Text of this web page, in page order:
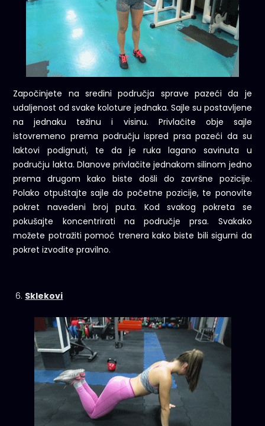
Započinjete na sredini područja sprave pazeći da je
udaljenost od svake koloture jednaka. Sajle su postavljene
na jednaku težinu i visinu. Privlačite obje sajle
istovremeno prema području ispred prsa pazeći da su
laktovi podignuti, te da je ruka lagano savinuta u
području lakta. Dlanove privlačite jednakom silinom jedno
prema drugom kako biste došli do završne pozicije.
Polako otpuštajte sajle do početne pozicije, te ponovite
pokret navedeni broj puta. Kod svakog pokreta se
pokušajte koncentrirati na područje prsa. Svakako
možete potražiti pomoć trenera kako biste bili sigurni da
pokret izvodite pravilno.
Sklekovi